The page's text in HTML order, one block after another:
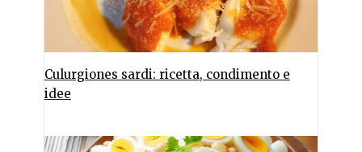
Culurgiones sardi: ricetta, condimento e
idee